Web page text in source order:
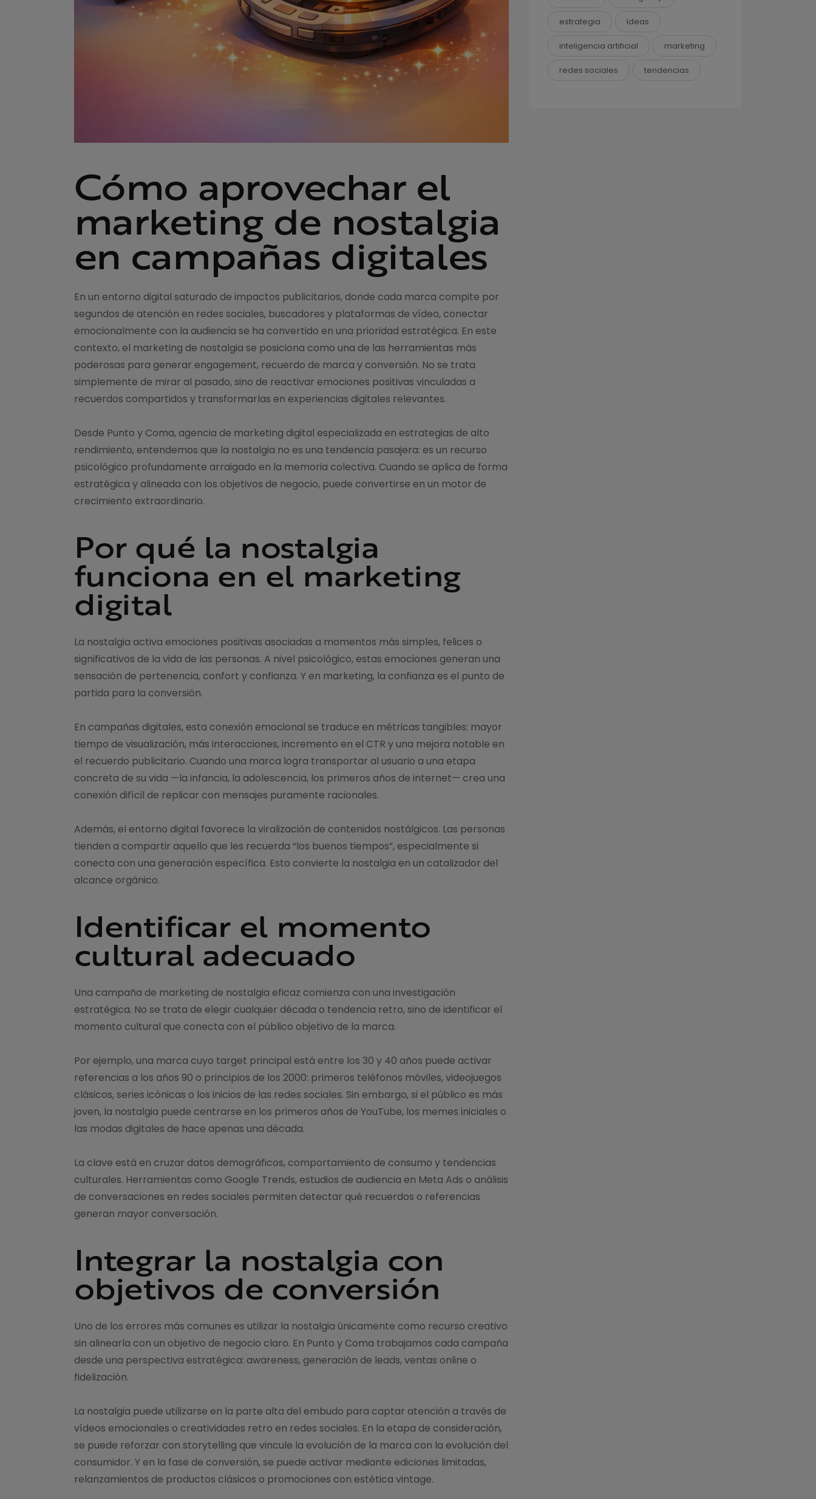
Cómo aprovechar el
marketing de nostalgia
en campañas digitales
En un entorno digital saturado de impactos publicitarios, donde cada marca compite por
segundos de atención en redes sociales, buscadores y plataformas de vídeo, conectar
emocionalmente con la audiencia se ha convertido en una prioridad estratégica. En este
contexto, el marketing de nostalgia se posiciona como una de las herramientas más
poderosas para generar engagement, recuerdo de marca y conversión. No se trata
simplemente de mirar al pasado, sino de reactivar emociones positivas vinculadas a
recuerdos compartidos y transformarlas en experiencias digitales relevantes.
Desde Punto y Coma, agencia de marketing digital especializada en estrategias de alto
rendimiento, entendemos que la nostalgia no es una tendencia pasajera: es un recurso
psicológico profundamente arraigado en la memoria colectiva. Cuando se aplica de forma
estratégica y alineada con los objetivos de negocio, puede convertirse en un motor de
crecimiento extraordinario.
Por qué la nostalgia
funciona en el marketing
digital
La nostalgia activa emociones positivas asociadas a momentos más simples, felices o
significativos de la vida de las personas. A nivel psicológico, estas emociones generan una
sensación de pertenencia, confort y confianza. Y en marketing, la confianza es el punto de
partida para la conversión.
En campañas digitales, esta conexión emocional se traduce en métricas tangibles: mayor
tiempo de visualización, más interacciones, incremento en el CTR y una mejora notable en
el recuerdo publicitario. Cuando una marca logra transportar al usuario a una etapa
concreta de su vida —la infancia, la adolescencia, los primeros años de internet— crea una
conexión difícil de replicar con mensajes puramente racionales.
Además, el entorno digital favorece la viralización de contenidos nostálgicos. Las personas
tienden a compartir aquello que les recuerda “los buenos tiempos”, especialmente si
conecta con una generación específica. Esto convierte la nostalgia en un catalizador del
alcance orgánico.
Identificar el momento
cultural adecuado
Una campaña de marketing de nostalgia eficaz comienza con una investigación
estratégica. No se trata de elegir cualquier década o tendencia retro, sino de identificar el
momento cultural que conecta con el público objetivo de la marca.
Por ejemplo, una marca cuyo target principal está entre los 30 y 40 años puede activar
referencias a los años 90 o principios de los 2000: primeros teléfonos móviles, videojuegos
clásicos, series icónicas o los inicios de las redes sociales. Sin embargo, si el público es más
joven, la nostalgia puede centrarse en los primeros años de YouTube, los memes iniciales o
las modas digitales de hace apenas una década.
La clave está en cruzar datos demográficos, comportamiento de consumo y tendencias
culturales. Herramientas como Google Trends, estudios de audiencia en Meta Ads o análisis
de conversaciones en redes sociales permiten detectar qué recuerdos o referencias
generan mayor conversación.
Integrar la nostalgia con
objetivos de conversión
Uno de los errores más comunes es utilizar la nostalgia únicamente como recurso creativo
sin alinearla con un objetivo de negocio claro. En Punto y Coma trabajamos cada campaña
desde una perspectiva estratégica: awareness, generación de leads, ventas online o
fidelización.
La nostalgia puede utilizarse en la parte alta del embudo para captar atención a través de
vídeos emocionales o creatividades retro en redes sociales. En la etapa de consideración,
se puede reforzar con storytelling que vincule la evolución de la marca con la evolución del
consumidor. Y en la fase de conversión, se puede activar mediante ediciones limitadas,
relanzamientos de productos clásicos o promociones con estética vintage.
estrategia Ideas
inteligencia artificial marketing
redes sociales tendencias